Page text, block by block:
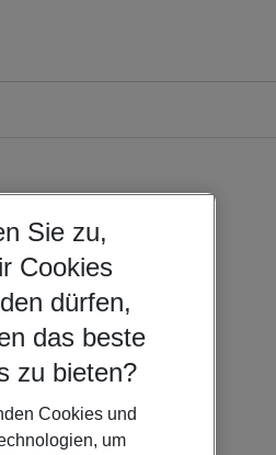
Sie zu,
Cookies
dürfen,
das beste
zu bieten?
Cookies und
um